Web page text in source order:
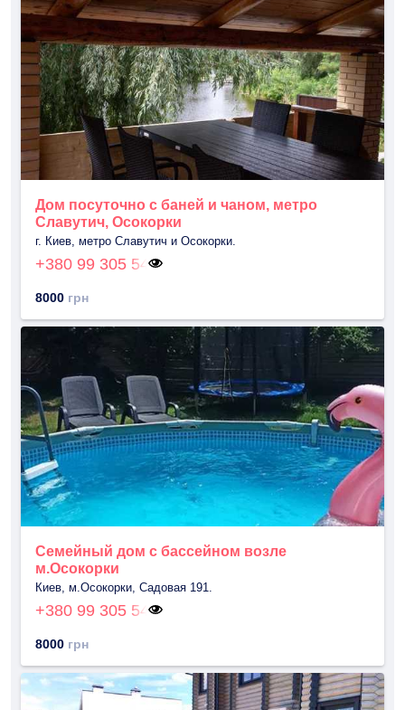
Дом посуточно с баней и чаном, метро
Славутич, Осокорки
г. Киев, метро Славутич и Осокорки.
+380 99 305 54
8000 грн
Семейный дом с бассейном возле
м.Осокорки
Киев, м.Осокорки, Садовая 191.
+380 99 305 54
8000 грн